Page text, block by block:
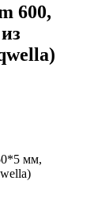
600,
мм,